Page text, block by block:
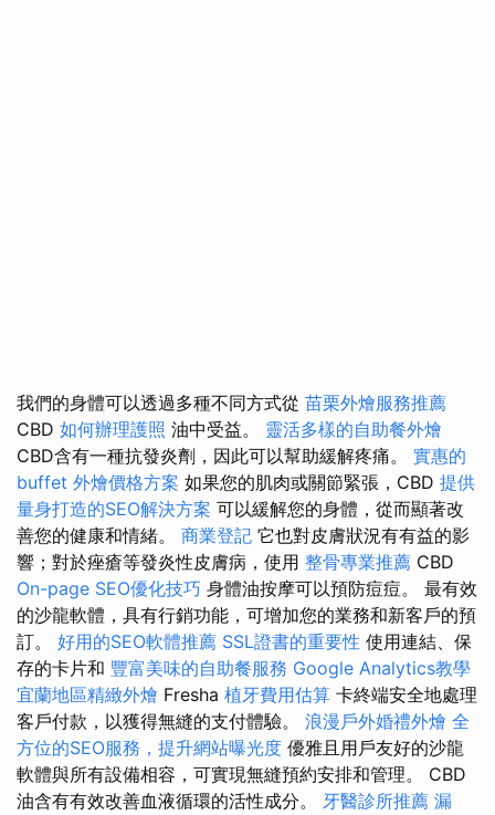
我們的身體可以透過多種不同方式從 苗栗外燴服務推薦
CBD 如何辦理護照 油中受益。 靈活多樣的自助餐外燴
CBD含有一種抗發炎劑，因此可以幫助緩解疼痛。 實惠的
buffet 外燴價格方案 如果您的肌肉或關節緊張，CBD 提供
量身打造的SEO解決方案 可以緩解您的身體，從而顯著改
善您的健康和情緒。 商業登記 它也對皮膚狀況有有益的影
響；對於痤瘡等發炎性皮膚病，使用 整骨專業推薦 CBD
On-page SEO優化技巧 身體油按摩可以預防痘痘。 最有效
的沙龍軟體，具有行銷功能，可增加您的業務和新客戶的預
訂。 好用的SEO軟體推薦 SSL證書的重要性 使用連結、保
存的卡片和 豐富美味的自助餐服務 Google Analytics教學
宜蘭地區精緻外燴 Fresha 植牙費用估算 卡終端安全地處理
客戶付款，以獲得無縫的支付體驗。 浪漫戶外婚禮外燴 全
方位的SEO服務，提升網站曝光度 優雅且用戶友好的沙龍
軟體與所有設備相容，可實現無縫預約安排和管理。 CBD
油含有有效改善血液循環的活性成分。 牙醫診所推薦 漏